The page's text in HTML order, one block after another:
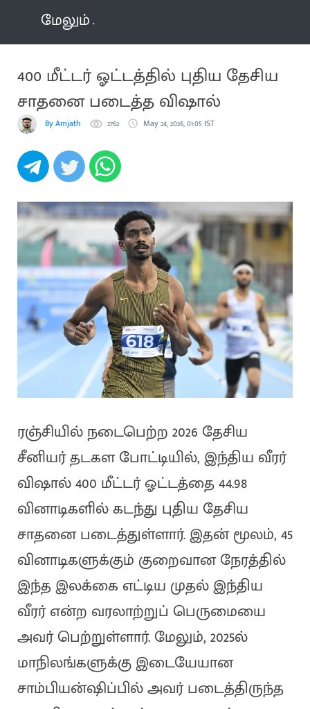
மேலும்
400 மீட்டர் ஓட்டத்தில் புதிய தேசிய
சாதனை படைத்த விஷால்
By Amjath 2762 May 24, 2026, 01:05 IST
ரஞ்சியில் நடைபெற்ற 2026 தேசிய
சீனியர் தடகள போட்டியில், இந்திய வீரர்
விஷால் 400 மீட்டர் ஓட்டத்தை 44.98
வினாடிகளில் கடந்து புதிய தேசிய
சாதனை படைத்துள்ளார். இதன் மூலம், 45
வினாடிகளுக்கும் குறைவான நேரத்தில்
இந்த இலக்கை எட்டிய முதல் இந்திய
வீரர் என்ற வரலாற்றுப் பெருமையை
அவர் பெற்றுள்ளார். மேலும், 2025ல்
மாநிலங்களுக்கு இடையேயான
சாம்பியன்ஷிப்பில் அவர் படைத்திருந்த